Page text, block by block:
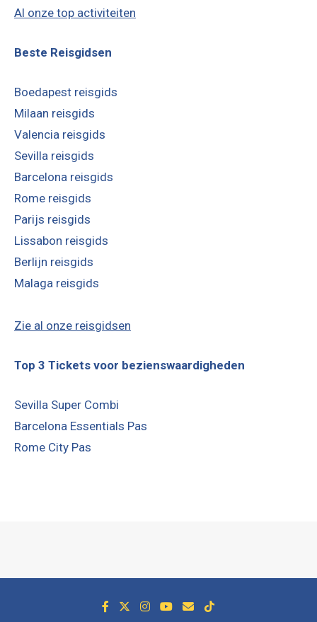
Al onze top activiteiten
Beste Reisgidsen
Boedapest reisgids
Milaan reisgids
Valencia reisgids
Sevilla reisgids
Barcelona reisgids
Rome reisgids
Parijs reisgids
Lissabon reisgids
Berlijn reisgids
Malaga reisgids
Zie al onze reisgidsen
Top 3 Tickets voor bezienswaardigheden
Sevilla Super Combi
Barcelona Essentials Pas
Rome City Pas